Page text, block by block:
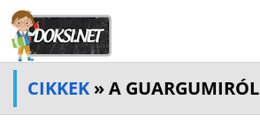
CIKKEK » A GUARGUMIRÓL